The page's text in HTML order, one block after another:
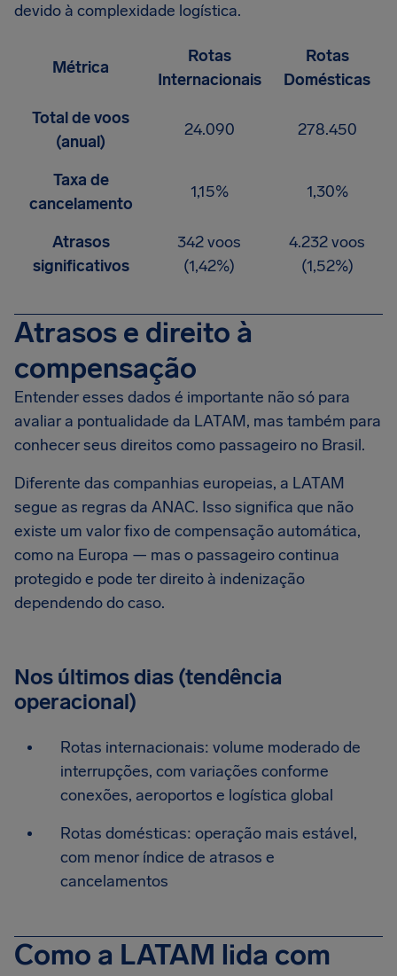
devido à complexidade logística.
Métrica
Rotas
Internacionais
Rotas
Domésticas
Total de voos
(anual)
24.090 278.450
Taxa de
cancelamento
1,15% 1,30%
Atrasos
significativos
342 voos
(1,42%)
4.232 voos
(1,52%)
Atrasos e direito à
compensação
Entender esses dados é importante não só para
avaliar a pontualidade da LATAM, mas também para
conhecer seus direitos como passageiro no Brasil.
Diferente das companhias europeias, a LATAM
segue as regras da ANAC. Isso significa que não
existe um valor fixo de compensação automática,
como na Europa — mas o passageiro continua
protegido e pode ter direito à indenização
dependendo do caso.
Nos últimos dias (tendência
operacional)
Rotas internacionais: volume moderado de
interrupções, com variações conforme
conexões, aeroportos e logística global
Rotas domésticas: operação mais estável,
com menor índice de atrasos e
cancelamentos
Como a LATAM lida com